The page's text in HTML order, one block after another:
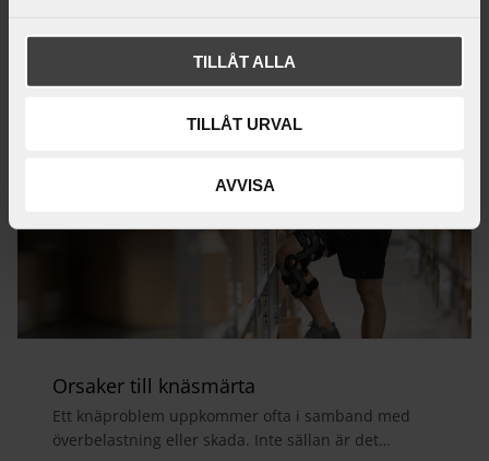
TILLÅT ALLA
TILLÅT URVAL
AVVISA
Fakta och inspiration
Orsaker till knäsmärta
Ett knäproblem uppkommer ofta i samband med
överbelastning eller skada. Inte sällan är det